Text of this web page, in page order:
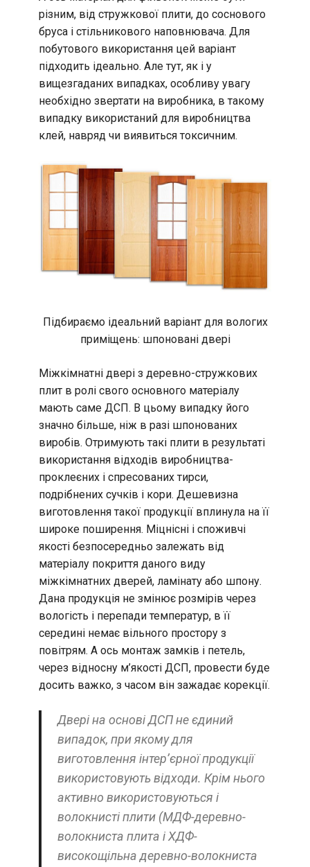
різним, від стружкової плити, до соснового
бруса і стільникового наповнювача. Для
побутового використання цей варіант
підходить ідеально. Але тут, як і у
вищезгаданих випадках, особливу увагу
необхідно звертати на виробника, в такому
випадку використаний для виробництва
клей, навряд чи виявиться токсичним.
Підбираємо ідеальний варіант для вологих
приміщень: шпоновані двері
Міжкімнатні двері з деревно-стружкових
плит в ролі свого основного матеріалу
мають саме ДСП. В цьому випадку його
значно більше, ніж в разі шпонованих
виробів. Отримують такі плити в результаті
використання відходів виробництва-
проклеєних і спресованих тирси,
подрібнених сучків і кори. Дешевизна
виготовлення такої продукції вплинула на її
широке поширення. Міцнісні і споживчі
якості безпосередньо залежать від
матеріалу покриття даного виду
міжкімнатних дверей, ламінату або шпону.
Дана продукція не змінює розмірів через
вологість і перепади температур, в її
середині немає вільного простору з
повітрям. А ось монтаж замків і петель,
через відносну м’якості ДСП, провести буде
досить важко, з часом він зажадає корекції.
Двері на основі ДСП не єдиний
випадок, при якому для
виготовлення інтер’єрної продукції
використовують відходи. Крім нього
активно використовуються і
волокнисті плити (МДФ-деревно-
волокниста плита і ХДФ-
високощільна деревно-волокниста